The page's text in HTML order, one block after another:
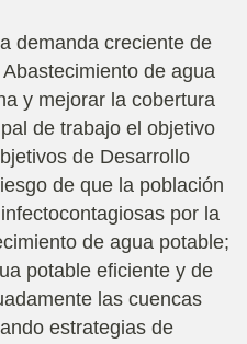
demanda creciente de
de agua
y mejorar la cobertura
de trabajo el objetivo
de Desarrollo
de que la población
por la
de agua potable;
potable eficiente y de
las cuencas
estrategias de